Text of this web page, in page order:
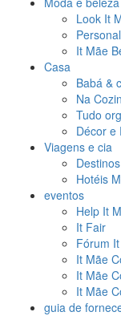
Look It
It Mãe
Casa
Babá &
Na
Tudo
Décor e
Viagens e cia
Hotéis
eventos
Help It
It Fair
Fórum
It Mãe
It Mãe
It Mãe
guia de